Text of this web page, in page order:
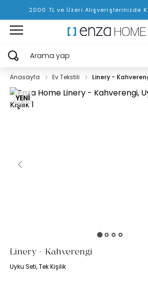
2000 TL ve Üzeri Alışverişlerinizde
Arama yap
Anasayfa Ev Tekstili Linery -
YENİ
Linery - Kahverengi
Uyku Seti, Tek Kişilik